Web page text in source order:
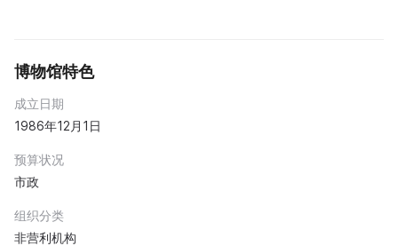
博物馆特色
成立日期
1986年12月1日
预算状况
市政
组织分类
非营利机构